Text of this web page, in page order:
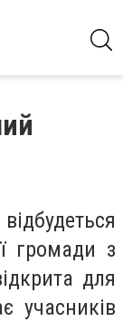
громади з
для
учасників